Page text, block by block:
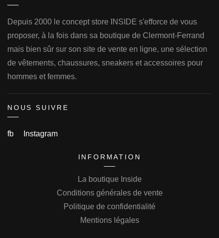
Depuis 2000 le concept store INSIDE s'efforce de vous
proposer, à la fois dans sa boutique de Clermont-Ferrand
mais bien sûr sur son site de vente en ligne, une sélection
de vêtements, chaussures, sneakers et accessoires pour
hommes et femmes.
NOUS SUIVRE
fb Instagram
INFORMATION
La boutique Inside
Conditions générales de vente
Politique de confidentialité
Mentions légales